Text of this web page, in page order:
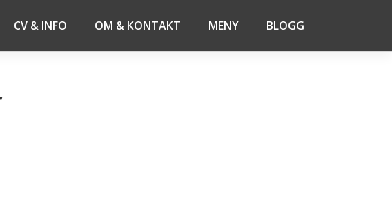
CV & INFO OM & KONTAKT MENY BLOGG